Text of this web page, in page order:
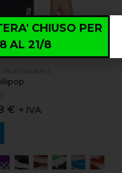
PROFESSIONALE
5
€ + IVA
CHIUSO PER
AL 21/8